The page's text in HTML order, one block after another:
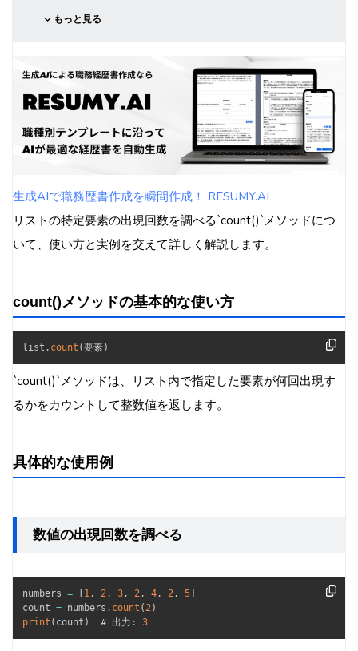
もっと見る
生成AIで職務歴書作成を瞬間作成！ RESUMY.AI
リストの特定要素の出現回数を調べる`count()`メソッドにつ
いて、使い方と実例を交えて詳しく解説します。
count()メソッドの基本的な使い方
list . count (要素)
`count()`メソッドは、リスト内で指定した要素が何回出現す
るかをカウントして整数値を返します。
具体的な使用例
数値の出現回数を調べる
numbers = 1, 2, 3, 2, 4, 2, 5
count = numbers . count ( 2)
print ( count )
  # 出力
: 3